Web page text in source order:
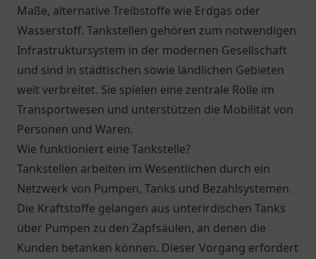
Maße, alternative Treibstoffe wie Erdgas oder
Wasserstoff. Tankstellen gehören zum notwendigen
Infrastruktursystem in der modernen Gesellschaft
und sind in städtischen sowie ländlichen Gebieten
weit verbreitet. Sie spielen eine zentrale Rolle im
Transportwesen und unterstützen die Mobilität von
Personen und Waren.
Wie funktioniert eine Tankstelle?
Tankstellen arbeiten im Wesentlichen durch ein
Netzwerk von Pumpen, Tanks und Bezahlsystemen.
Die Kraftstoffe gelangen aus unterirdischen Tanks
über Pumpen zu den Zapfsäulen, an denen die
Kunden betanken können. Dieser Vorgang erfordert